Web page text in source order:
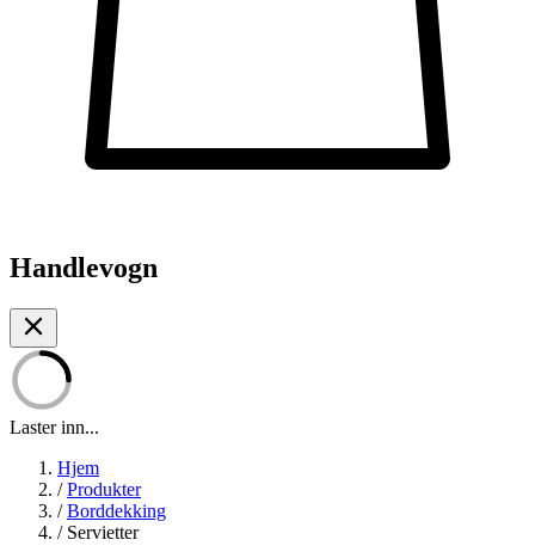
Handlevogn
Laster inn...
Hjem
/ Produkter
/ Borddekking
/ Servietter